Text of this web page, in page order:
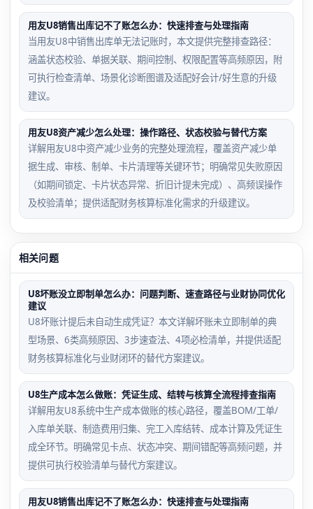
用友U8销售出库记不了账怎么办：快速排查与处理指南
当用友U8中销售出库单无法记账时，本文提供完整排查路径：
涵盖状态校验、单据关联、期间控制、权限配置等高频原因，附
可执行检查清单、场景化诊断图谱及适配好会计/好生意的升级
建议。
用友U8资产减少怎么处理：操作路径、状态校验与替代方案
详解用友U8中资产减少业务的完整处理流程，覆盖资产减少单
据生成、审核、制单、卡片清理等关键环节；明确常见失败原因
（如期间锁定、卡片状态异常、折旧计提未完成）、高频误操作
及校验清单；提供适配财务核算标准化需求的升级建议。
相关问题
U8坏账没立即制单怎么办：问题判断、速查路径与业财协同优化
建议
U8坏账计提后未自动生成凭证？本文详解坏账未立即制单的典
型场景、6类高频原因、3步速查法、4项必检清单，并提供适配
财务核算标准化与业财闭环的替代方案建议。
U8生产成本怎么做账：凭证生成、结转与核算全流程排查指南
详解用友U8系统中生产成本做账的核心路径，覆盖BOM/工单/
入库单关联、制造费用归集、完工入库结转、成本计算及凭证生
成全环节。明确常见卡点、状态冲突、期间错配等高频问题，并
提供可执行校验清单与替代方案建议。
用友U8销售出库记不了账怎么办：快速排查与处理指南